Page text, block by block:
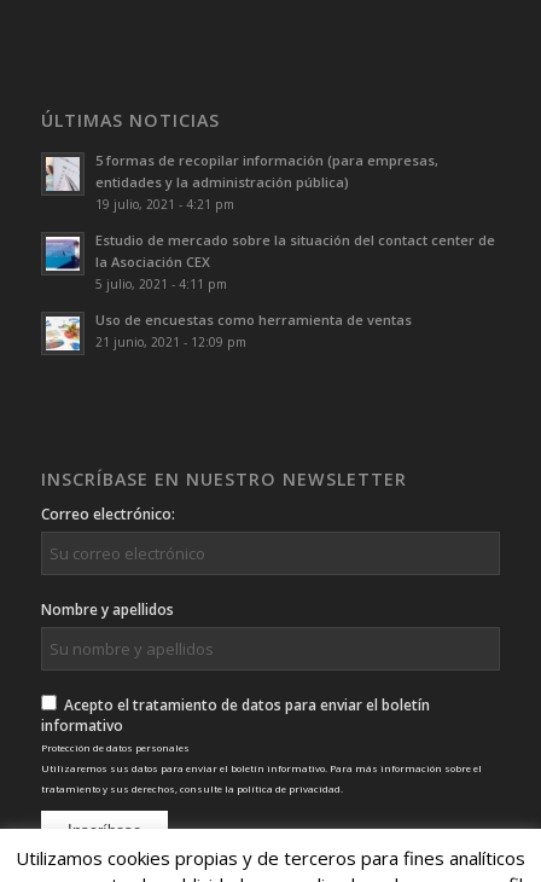
ÚLTIMAS NOTICIAS
5 formas de recopilar información (para empresas,
entidades y la administración pública)
19 julio, 2021 - 4:21 pm
Estudio de mercado sobre la situación del contact center de
la Asociación CEX
5 julio, 2021 - 4:11 pm
Uso de encuestas como herramienta de ventas
21 junio, 2021 - 12:09 pm
INSCRÍBASE EN NUESTRO NEWSLETTER
Correo electrónico:
Nombre y apellidos
Acepto el tratamiento de datos para enviar el boletín
informativo
Protección de datos personales
Utilizaremos sus datos para enviar el boletín informativo. Para más información sobre el
tratamiento y sus derechos, consulte la política de privacidad
Utilizamos cookies propias y de terceros para fines analíticos